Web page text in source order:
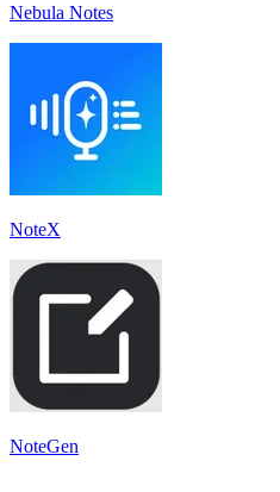
Nebula Notes
NoteX
NoteGen